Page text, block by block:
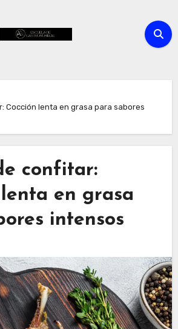
Cocción lenta en grasa para sabores
confitar:
en grasa
intensos